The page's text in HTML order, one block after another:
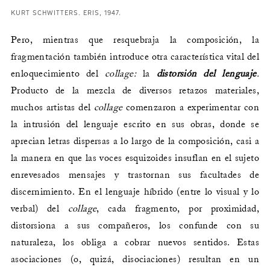
KURT SCHWITTERS. ERIS, 1947.
Pero, mientras que resquebraja la composición, la
fragmentación también introduce otra característica vital del
enloquecimiento del collage: la distorsión del lenguaje.
Producto de la mezcla de diversos retazos materiales,
muchos artistas del collagecomenzaron a experimentar con
la intrusión del lenguaje escrito en sus obras, donde se
aprecian letras dispersas a lo largo de la composición, casi a
la manera en que las voces esquizoides insuflan en el sujeto
enrevesados mensajes y trastornan sus facultades de
discernimiento. En el lenguaje híbrido (entre lo visual y lo
verbal) del collage, cada fragmento, por proximidad,
distorsiona a sus compañeros, los confunde con su
naturaleza, los obliga a cobrar nuevos sentidos. Estas
asociaciones (o, quizá, disociaciones) resultan en un